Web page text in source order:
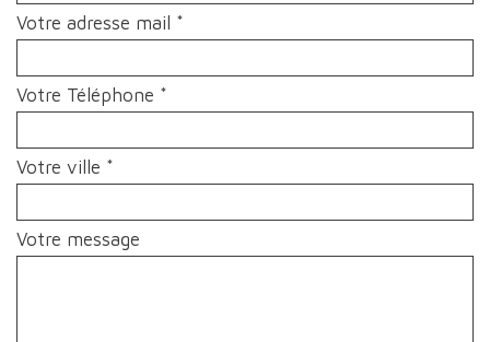
Votre adresse mail *
Votre Téléphone *
Votre ville *
Votre message